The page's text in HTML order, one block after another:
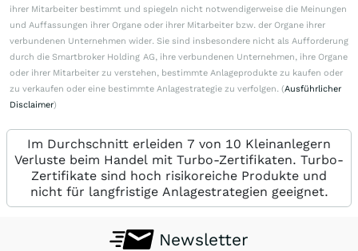
ihrer Mitarbeiter bestimmt und spiegeln nicht notwendigerweise die Meinungen
und Auffassungen ihrer Organe oder ihrer Mitarbeiter bzw. der Organe ihrer
verbundenen Unternehmen wider. Sie sind insbesondere nicht als Aufforderung
durch die Smartbroker Holding AG, ihre verbundenen Unternehmen, ihre Organe
oder ihrer Mitarbeiter zu verstehen, bestimmte Anlageprodukte zu kaufen oder
zu verkaufen oder eine bestimmte Anlagestrategie zu verfolgen. (Ausführlicher
Disclaimer)
Im Durchschnitt erleiden 7 von 10 Kleinanlegern
Verluste beim Handel mit Turbo-Zertifikaten. Turbo-
Zertifikate sind hoch risikoreiche Produkte und
nicht für langfristige Anlagestrategien geeignet.
Newsletter